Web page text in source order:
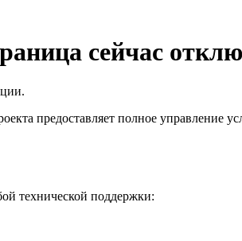
сейчас
предоставляет полное управление
технической поддержки: